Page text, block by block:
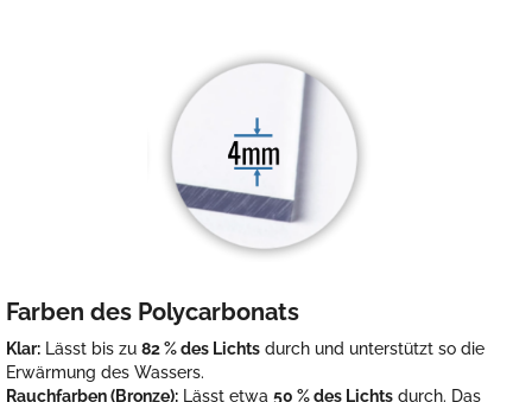
Farben des Polycarbonats
Klar: Lässt bis zu 82 % des Lichts durch und unterstützt so die
Erwärmung des Wassers.
Rauchfarben (Bronze): Lässt etwa 50 % des Lichts durch. Das